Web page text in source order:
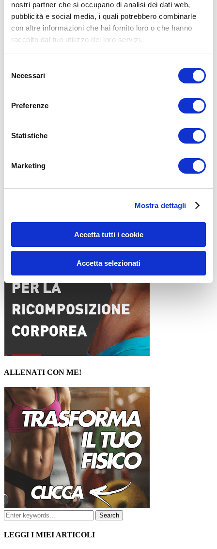
nostri partner che si occupano di analisi dei dati web,
pubblicità e social media, i quali potrebbero combinarle
con altre informazioni che hai fornito loro o che hanno
raccolto dal tuo utilizzo dei loro servizi.
delNecessari
Preferenze
Statistiche
Marketing
Mostra dettagli
Accetta tutti i cookie
Accetta selezionati
Allenamento
allenamentipalestraprogrammarerisultati
Email*
ALLENATI CON ME!
LEGGI I MIEI ARTICOLI